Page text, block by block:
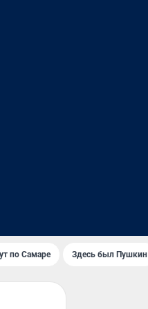
по Самаре Здесь был Пушкин